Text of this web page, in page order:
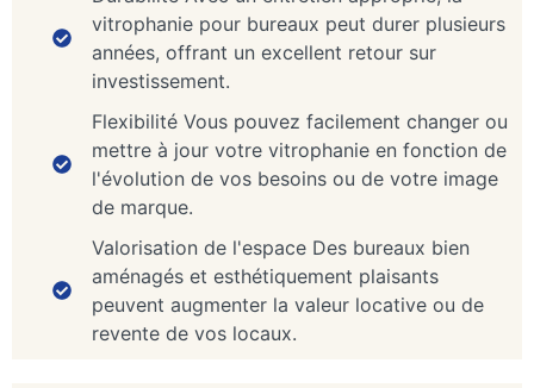
vitrophanie pour bureaux peut durer plusieurs
années, offrant un excellent retour sur
investissement.
Flexibilité Vous pouvez facilement changer ou
mettre à jour votre vitrophanie en fonction de
l'évolution de vos besoins ou de votre image
de marque.
Valorisation de l'espace Des bureaux bien
aménagés et esthétiquement plaisants
peuvent augmenter la valeur locative ou de
revente de vos locaux.